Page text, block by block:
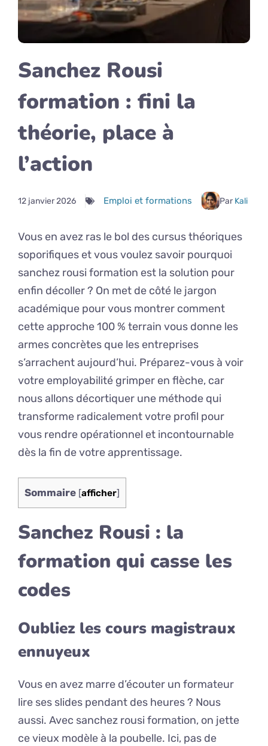
Sanchez Rousi
formation : fini la
théorie, place à
l’action
12 janvier 2026 Emploi et formations Par Kali
Vous en avez ras le bol des cursus théoriques
soporifiques et vous voulez savoir pourquoi
sanchez rousi formation est la solution pour
enfin décoller ? On met de côté le jargon
académique pour vous montrer comment
cette approche 100 % terrain vous donne les
armes concrètes que les entreprises
s’arrachent aujourd’hui. Préparez-vous à voir
votre employabilité grimper en flèche, car
nous allons décortiquer une méthode qui
transforme radicalement votre profil pour
vous rendre opérationnel et incontournable
dès la fin de votre apprentissage.
Sommaire [afficher]
Sanchez Rousi : la
formation qui casse les
codes
Oubliez les cours magistraux
ennuyeux
Vous en avez marre d’écouter un formateur
lire ses slides pendant des heures ? Nous
aussi. Avec sanchez rousi formation, on jette
ce vieux modèle à la poubelle. Ici, pas de